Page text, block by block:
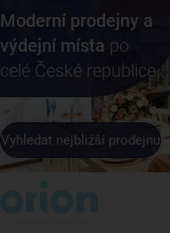
Moderní prodejny a
výdejní místa po
celé České republice
Vyhledat nejbližší prodejnu